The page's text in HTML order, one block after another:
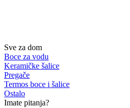
Sve za dom
Boce za vodu
Keramičke šalice
Pregače
Termos boce i šalice
Ostalo
Imate pitanja?